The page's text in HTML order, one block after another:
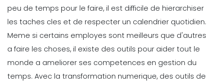
peu de temps pour le faire, il est difficile de hierarchiser
les taches cles et de respecter un calendrier quotidien.
Meme si certains employes sont meilleurs que d'autres
a faire les choses, il existe des outils pour aider tout le
monde a ameliorer ses competences en gestion du
temps. Avec la transformation numerique, des outils de